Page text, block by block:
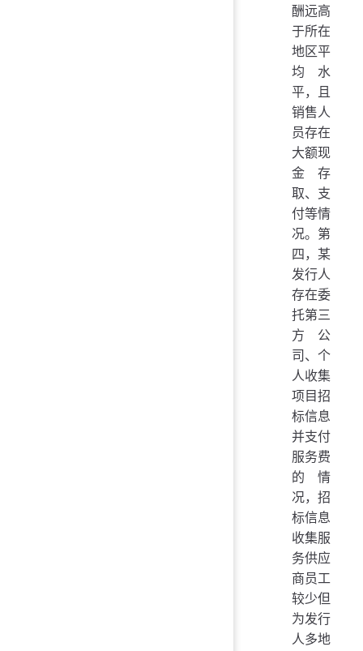
酬远高
于所在
地区平
均水
平，且
销售人
员存在
大额现
金存
取、支
付等情
况。第
四，某
发行人
存在委
托第三
方公
司、个
人收集
项目招
标信息
并支付
服务费
的情
况，招
标信息
收集服
务供应
商员工
较少但
为发行
人多地